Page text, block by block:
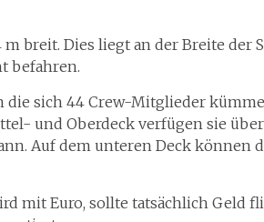
m breit. Dies liegt an der Breite der
befahren.
die sich 44 Crew-Mitglieder
und Oberdeck verfügen sie
Auf dem unteren Deck können
mit Euro, sollte tatsächlich Geld